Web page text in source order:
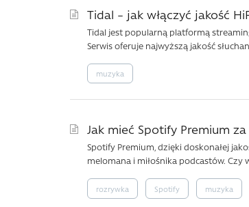
Tidal – jak włączyć jakość
Tidal jest popularną platformą
Serwis oferuje najwyższą jakość
muzyka
Jak mieć Spotify Premium
Spotify Premium, dzięki doskonałej
melomana i miłośnika podcastów.
rozrywka Spotify muzyka